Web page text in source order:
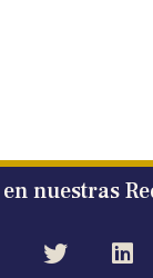
nuestras